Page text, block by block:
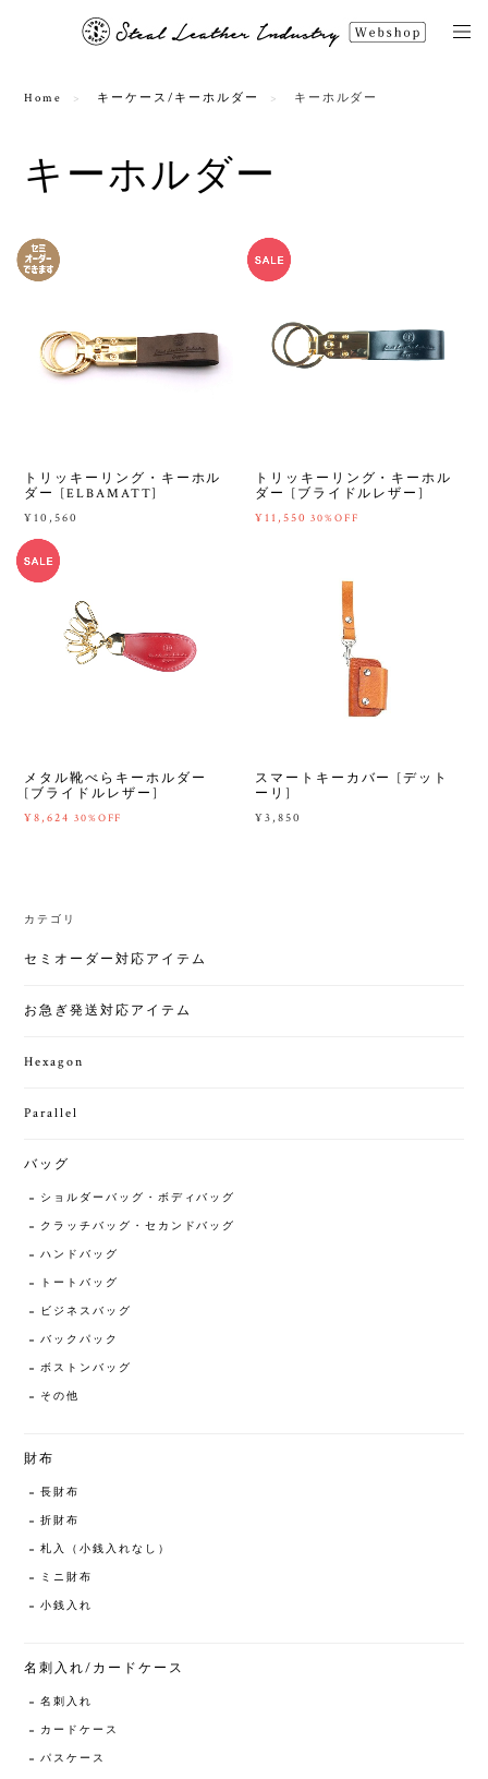
Home キーケース/キーホルダー キーホルダー
キーホルダー
トリッキーリング・キーホル
ダー [ELBAMATT]
¥10,560
トリッキーリング・キーホル
ダー [ブライドルレザー]
¥11,550 30%OFF
メタル靴べらキーホルダー
[ブライドルレザー]
¥8,624 30%OFF
スマートキーカバー [デット
ーリ]
¥3,850
カテゴリ
セミオーダー対応アイテム
お急ぎ発送対応アイテム
Hexagon
Parallel
バッグ
ショルダーバッグ・ボディバッグ
クラッチバッグ・セカンドバッグ
ハンドバッグ
トートバッグ
ビジネスバッグ
バックパック
ボストンバッグ
その他
財布
長財布
折財布
札入（小銭入れなし）
ミニ財布
小銭入れ
名刺入れ/カードケース
名刺入れ
カードケース
パスケース